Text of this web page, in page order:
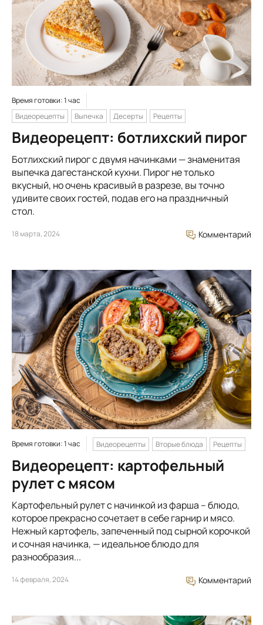
Время готовки: 1 час
Видеорецепты
Выпечка Десерты Рецепты
Видеорецепт: ботлихский пирог
Ботлихский пирог с двумя начинками — знаменитая
выпечка дагестанской кухни. Пирог не только
вкусный, но очень красивый в разрезе, вы точно
удивите своих гостей, подав его на праздничный
стол.
18 марта, 2024 Комментарий
Время готовки: 1 час Видеорецепты Вторые блюда Рецепты
Видеорецепт: картофельный
рулет с мясом
Картофельный рулет с начинкой из фарша – блюдо,
которое прекрасно сочетает в себе гарнир и мясо.
Нежный картофель, запеченный под сырной корочкой
и сочная начинка, — идеальное блюдо для
разнообразия...
14 февраля, 2024 Комментарий